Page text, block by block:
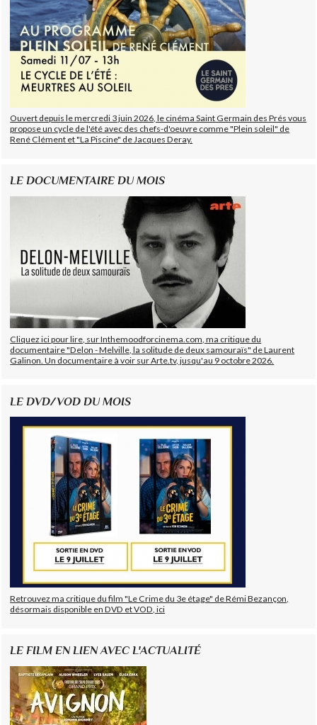
Ouvert depuis le mercredi 3 juin 2026, le cinéma Saint Germain des Prés vous
propose un cycle de l'été avec des chefs-d'oeuvre comme "Plein soleil" de
René Clément et "La Piscine" de Jacques Deray.
LE DOCUMENTAIRE DU MOIS
Cliquez ici pour lire, sur Inthemoodforcinema.com, ma critique du
documentaire "Delon - Melville, la solitude de deux samouraïs" de Laurent
Galinon. Un documentaire à voir sur Arte.tv, jusqu'au 9 octobre 2026.
LE DVD/VOD DU MOIS
Retrouvez ma critique du film "Le Crime du 3e étage" de Rémi Bezançon,
désormais disponible en DVD et VOD, ici
LE FILM EN LIEN AVEC L'ACTUALITÉ